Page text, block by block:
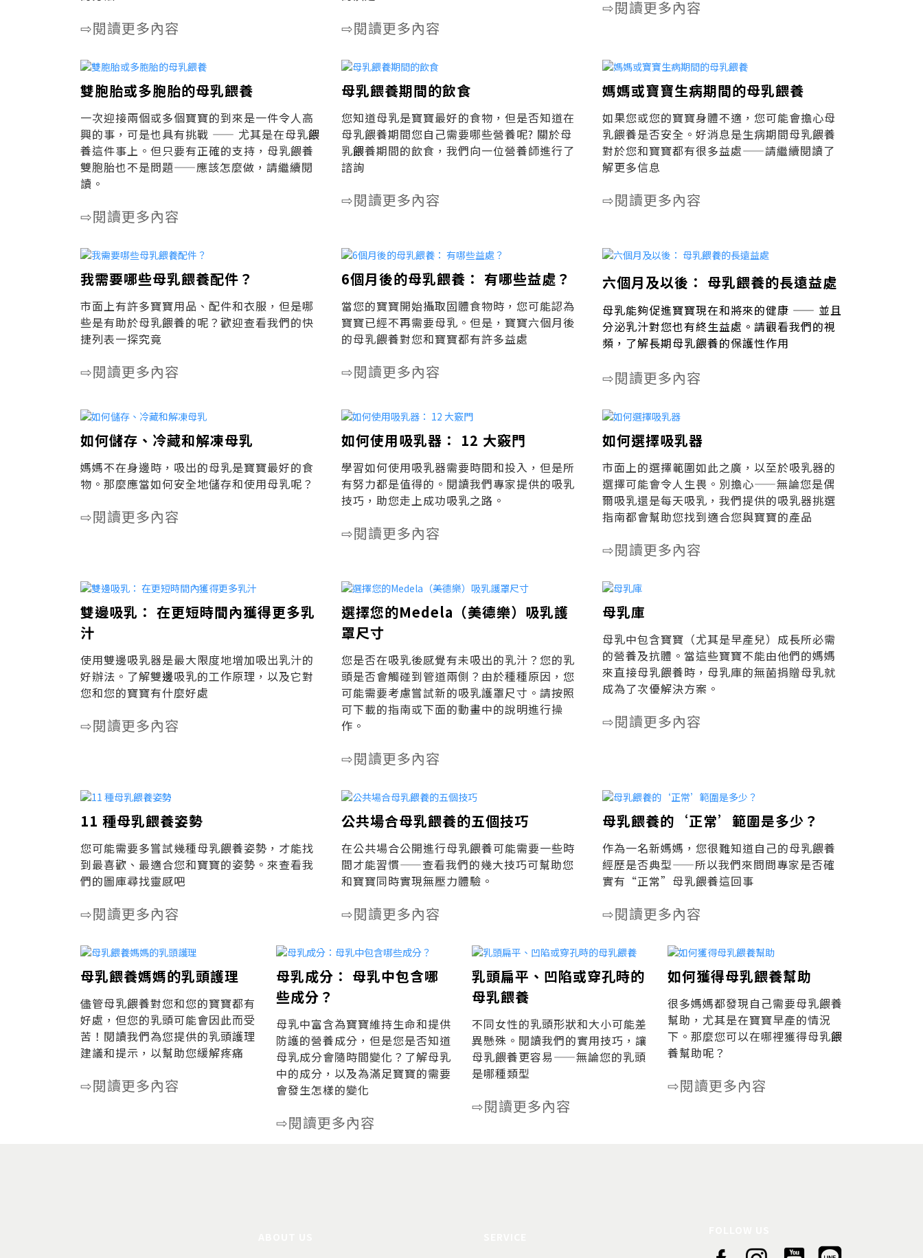
⇨閱讀更多內容 ⇨閱讀更多內容
⇨閱讀更多內容
雙胞胎或多胞胎的母乳餵養
一次迎接兩個或多個寶寶的到來是一件令人高
興的事，可是也具有挑戰 —— 尤其是在母乳餵
養這件事上。但只要有正確的支持，母乳餵養
雙胞胎也不是問題——應該怎麼做，請繼續閱
讀。
⇨閱讀更多內容
母乳餵養期間的飲食
您知道母乳是寶寶最好的食物，但是否知道在
母乳餵養期間您自己需要哪些營養呢? 關於母
乳餵養期間的飲食，我們向一位營養師進行了
諮詢
⇨閱讀更多內容
媽媽或寶寶生病期間的母乳餵養
如果您或您的寶寶身體不適，您可能會擔心母
乳餵養是否安全。好消息是生病期間母乳餵養
對於您和寶寶都有很多益處——請繼續閱讀了
解更多信息
⇨閱讀更多內容
我需要哪些母乳餵養配件？
市面上有許多寶寶用品、配件和衣服，但是哪
些是有助於母乳餵養的呢？歡迎查看我們的快
捷列表一探究竟
⇨閱讀更多內容
6個月後的母乳餵養： 有哪些益處？
當您的寶寶開始攝取固體食物時，您可能認為
寶寶已經不再需要母乳。但是，寶寶六個月後
的母乳餵養對您和寶寶都有許多益處
⇨閱讀更多內容
六個月及以後： 母乳餵養的長遠益處
母乳能夠促進寶寶現在和將來的健康 —— 並且
分泌乳汁對您也有終生益處。請觀看我們的視
頻，了解長期母乳餵養的保護性作用
⇨閱讀更多內容
如何儲存、冷藏和解凍母乳
媽媽不在身邊時，吸出的母乳是寶寶最好的食
物。那麼應當如何安全地儲存和使用母乳呢？
⇨閱讀更多內容
如何使用吸乳器： 12 大竅門
學習如何使用吸乳器需要時間和投入，但是所
有努力都是值得的。閱讀我們專家提供的吸乳
技巧，助您走上成功吸乳之路。
⇨閱讀更多內容
如何選擇吸乳器
市面上的選擇範圍如此之廣，以至於吸乳器的
選擇可能會令人生畏。別擔心——無論您是偶
爾吸乳還是每天吸乳，我們提供的吸乳器挑選
指南都會幫助您找到適合您與寶寶的產品
⇨閱讀更多內容
雙邊吸乳： 在更短時間內獲得更多乳
汁
使用雙邊吸乳器是最大限度地增加吸出乳汁的
好辦法。了解雙邊吸乳的工作原理，以及它對
您和您的寶寶有什麼好處
⇨閱讀更多內容
選擇您的Medela（美德樂）吸乳護
罩尺寸
您是否在吸乳後感覺有未吸出的乳汁？您的乳
頭是否會觸碰到管道兩側？由於種種原因，您
可能需要考慮嘗試新的吸乳護罩尺寸。請按照
可下載的指南或下面的動畫中的說明進行操
作。
⇨閱讀更多內容
母乳庫
母乳中包含寶寶（尤其是早產兒）成長所必需
的營養及抗體。當這些寶寶不能由他們的媽媽
來直接母乳餵養時，母乳庫的無菌捐贈母乳就
成為了次優解決方案。
⇨閱讀更多內容
11 種母乳餵養姿勢
您可能需要多嘗試幾種母乳餵養姿勢，才能找
到最喜歡、最適合您和寶寶的姿勢。來查看我
們的圖庫尋找靈感吧
⇨閱讀更多內容
公共場合母乳餵養的五個技巧
在公共場合公開進行母乳餵養可能需要一些時
間才能習慣——查看我們的幾大技巧可幫助您
和寶寶同時實現無壓力體驗。
⇨閱讀更多內容
母乳餵養的‘正常’範圍是多少？
作為一名新媽媽，您很難知道自己的母乳餵養
經歷是否典型——所以我們來問問專家是否確
實有“正常”母乳餵養這回事
⇨閱讀更多內容
母乳餵養媽媽的乳頭護理
儘管母乳餵養對您和您的寶寶都有
好處，但您的乳頭可能會因此而受
苦！閱讀我們為您提供的乳頭護理
建議和提示，以幫助您緩解疼痛
⇨閱讀更多內容
母乳成分： 母乳中包含哪
些成分？
母乳中富含為寶寶維持生命和提供
防護的營養成分，但是您是否知道
母乳成分會隨時間變化？了解母乳
中的成分，以及為滿足寶寶的需要
會發生怎樣的變化
⇨閱讀更多內容
乳頭扁平、凹陷或穿孔時的
母乳餵養
不同女性的乳頭形狀和大小可能差
異懸殊。閱讀我們的實用技巧，讓
母乳餵養更容易——無論您的乳頭
是哪種類型
⇨閱讀更多內容
如何獲得母乳餵養幫助
很多媽媽都發現自己需要母乳餵養
幫助，尤其是在寶寶早產的情況
下。那麼您可以在哪裡獲得母乳餵
養幫助呢？
⇨閱讀更多內容